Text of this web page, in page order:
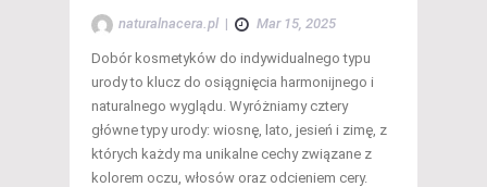
naturalnacera.pl | Mar 15, 2025
Dobór kosmetyków do indywidualnego typu
urody to klucz do osiągnięcia harmonijnego i
naturalnego wyglądu. Wyróżniamy cztery
główne typy urody: wiosnę, lato, jesień i zimę, z
których każdy ma unikalne cechy związane z
kolorem oczu, włosów oraz odcieniem cery.